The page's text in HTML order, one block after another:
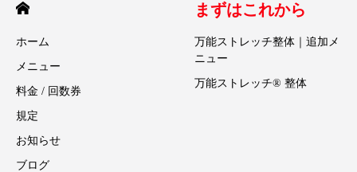
ホーム
メニュー
料金 / 回数券
規定
お知らせ
ブログ
まずはこれから
万能ストレッチ整体｜追加メ
ニュー
万能ストレッチ® 整体